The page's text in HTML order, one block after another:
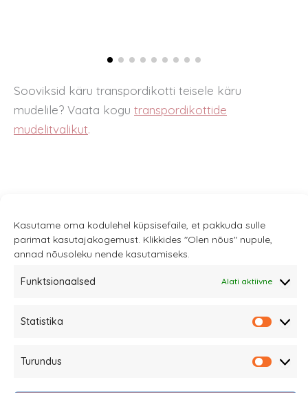
Kasutame oma kodulehel küpsisefaile, et pakkuda sulle
parimat kasutajakogemust. Klikkides "Olen nõus" nupule,
annad nõusoleku nende kasutamiseks.
Funktsionaalsed Alati aktiivne
Statistika
Turundus
Sooviksid käru transpordikotti teisele käru
mudelile? Vaata kogu transpordikottide
mudelitvalikut.